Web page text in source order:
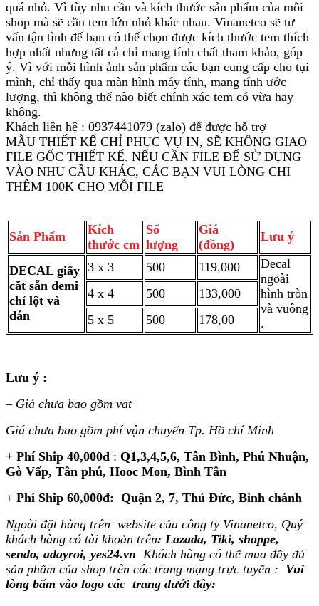
quá nhỏ. Vì tùy nhu cầu và kích thước sản phẩm của mỗi
shop mà sẽ cần tem lớn nhỏ khác nhau. Vinanetco sẽ tư
vấn tận tình để bạn có thể chọn được kích thước tem thích
hợp nhất nhưng tất cả chỉ mang tính chất tham khảo, góp
ý. Vì với mỗi hình ảnh sản phẩm các bạn cung cấp cho tụi
mình, chỉ thấy qua màn hình máy tính, mang tính ước
lượng, thì không thể nào biết chính xác tem có vừa hay
không.
Khách liên hệ : 0937441079 (zalo) để được hỗ trợ
MẪU THIẾT KẾ CHỈ PHỤC VỤ IN, SẼ KHÔNG GIAO
FILE GỐC THIẾT KẾ. NẾU CẦN FILE ĐỂ SỬ DỤNG
VÀO NHU CẦU KHÁC, CÁC BẠN VUI LÒNG CHI
THÊM 100K CHO MỖI FILE
Sản Phẩm
Kích
thước cm
Số
lượng
Giá
(đồng)
Lưu ý
DECAL giấy
cắt sẵn demi
chỉ lột và
dán
3 x 3 500 119,000
Decal
ngoài
hình tròn
và vuông
.
4 x 4 500
133,000
5 x 5
500 178,00
Lưu ý :
– Giá chưa bao gồm vat
Giá chưa bao gồm phí vận chuyển Tp. Hồ chí Minh
+ Phí Ship 40,000đ : Q1,3,4,5,6, Tân Bình, Phú Nhuận,
Gò Vấp, Tân phú, Hooc Mon, Bình Tân
+ Phí Ship 60,000đ: Quận 2, 7, Thủ Đức, Bình chánh
Ngoài đặt hàng trên website của công ty Vinanetco, Quý
khách hàng có tài khoản trên: Lazada, Tiki, shoppe,
sendo, adayroi, yes24.vn Khách hàng có thể mua đầy đủ
sản phẩm của shop trên các trang mạng trực tuyến : Vui
lòng bấm vào logo các trang dưới đây: